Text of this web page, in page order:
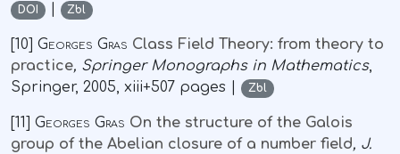
DOI | Zbl
[10] Georges Gras Class Field Theory: from theory to
practice, Springer Monographs in Mathematics,
Springer, 2005, xiii+507 pages |
Zbl
[11] Georges Gras On the structure of the Galois
group of the Abelian closure of a number field, J.